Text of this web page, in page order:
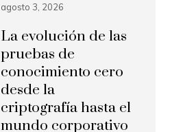
agosto 3, 2026
La evolución de las
pruebas de
conocimiento cero
desde la
criptografía hasta el
mundo corporativo